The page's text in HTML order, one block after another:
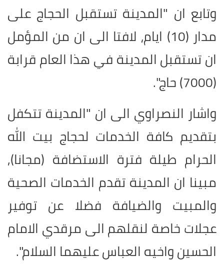
وتابع ان "المدينة تستقبل الحجاج على
مدار (10) ايام، لافتا الى ان من المؤمل
ان تستقبل المدينة في هذا العام قرابة
(
7000) حاج".
واشار النصراوي الى ان "المدينة تتكفل
بتقديم كافة الخدمات لحجاج بيت الله
الحرام طيلة فترة الاستضافة (مجانا),
مبينا ان المدينة تقدم الخدمات الصحية
والمبيت والضيافة فضلا عن توفير
عجلات خاصة لنقلهم الى مرقدي الامام
الحسين واخيه العباس عليهما السلام".